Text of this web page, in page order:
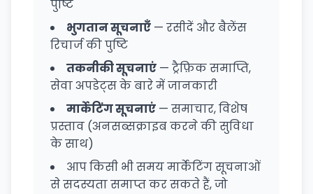
पुष्टि
भुगतान सूचनाएँ — रसीदें और बैलेंस
रिचार्ज की पुष्टि
तकनीकी सूचनाएं — ट्रैफ़िक समाप्ति,
सेवा अपडेट्स के बारे में जानकारी
मार्केटिंग सूचनाएं — समाचार, विशेष
प्रस्ताव (अनसब्सक्राइब करने की सुविधा
के साथ)
आप किसी भी समय मार्केटिंग सूचनाओं
से सदस्यता समाप्त कर सकते हैं, जो